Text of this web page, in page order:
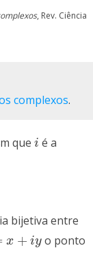
, Rev. Ciência
complexos.
que i
i é a
bijetiva entre
x + iy
+iy
o ponto